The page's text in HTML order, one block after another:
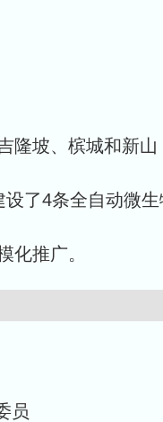
坡、槟城和新
了4条全自动微
化推广。
员